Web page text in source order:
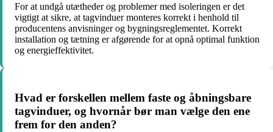
For at undgå utætheder og problemer med isoleringen er det
vigtigt at sikre, at tagvinduer monteres korrekt i henhold til
producentens anvisninger og bygningsreglementet. Korrekt
installation og tætning er afgørende for at opnå optimal funktion
og energieffektivitet.
Hvad er forskellen mellem faste og åbningsbare
tagvinduer, og hvornår bør man vælge den ene
frem for den anden?